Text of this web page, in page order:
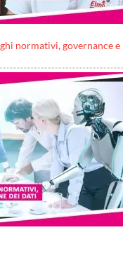
normativi, governance